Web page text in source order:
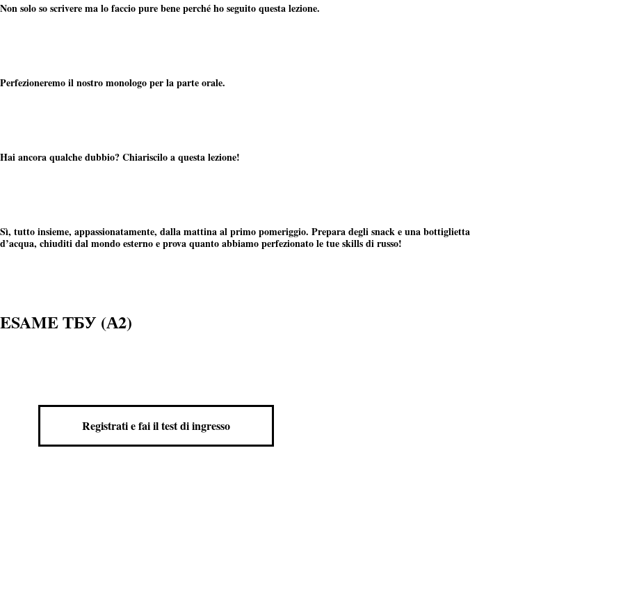
Non solo so scrivere ma lo faccio pure bene perché ho seguito questa lezione.
Perfezioneremo il nostro monologo per la parte orale.
Hai ancora qualche dubbio? Chiariscilo a questa lezione!
Sì, tutto insieme, appassionatamente, dalla mattina al primo pomeriggio. Prepara degli snack e una bottiglietta
d’acqua, chiuditi dal mondo esterno e prova quanto abbiamo perfezionato le tue skills di russo!
ESAME ТБУ (А2)
Registrati e fai il test di ingresso